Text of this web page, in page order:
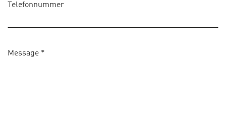
Telefonnummer
Message *